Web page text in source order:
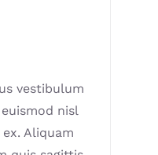
vestibulum
nisl
Aliquam